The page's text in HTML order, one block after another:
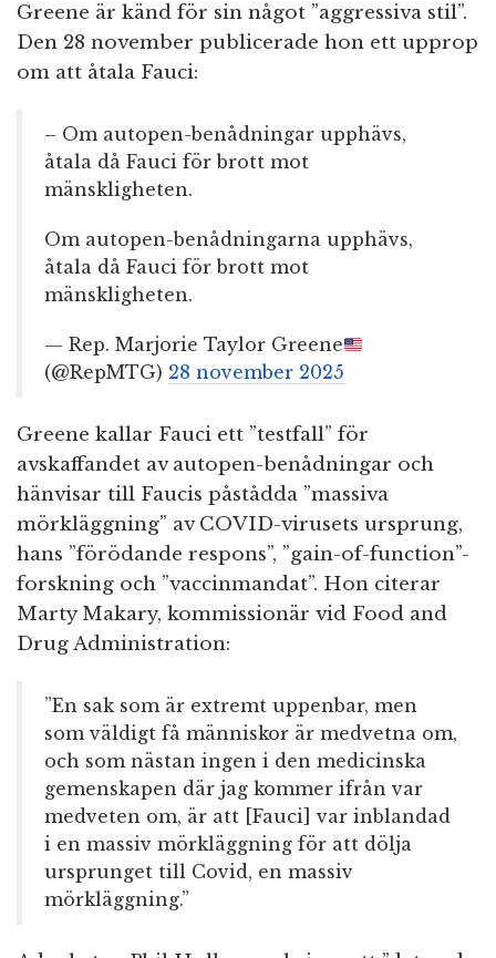
Greene är känd för sin något ”aggressiva stil”.
Den 28 november publicerade hon ett upprop
om att åtala Fauci:
– Om autopen-benådningar upphävs,
åtala då Fauci för brott mot
mänskligheten.
Om autopen-benådningarna upphävs,
åtala då Fauci för brott mot
mänskligheten.
— Rep. Marjorie Taylor Greene
(@RepMTG) 28 november 2025
Greene kallar Fauci ett ”testfall” för
avskaffandet av autopen-benådningar och
hänvisar till Faucis påstådda ”massiva
mörkläggning” av COVID-virusets ursprung,
hans ”förödande respons”, ”gain-of-function”-
forskning och ”vaccinmandat”. Hon citerar
Marty Makary, kommissionär vid Food and
Drug Administration:
”En sak som är extremt uppenbar, men
som väldigt få människor är medvetna om,
och som nästan ingen i den medicinska
gemenskapen där jag kommer ifrån var
medveten om, är att [Fauci] var inblandad
i en massiv mörkläggning för att dölja
ursprunget till Covid, en massiv
mörkläggning.”